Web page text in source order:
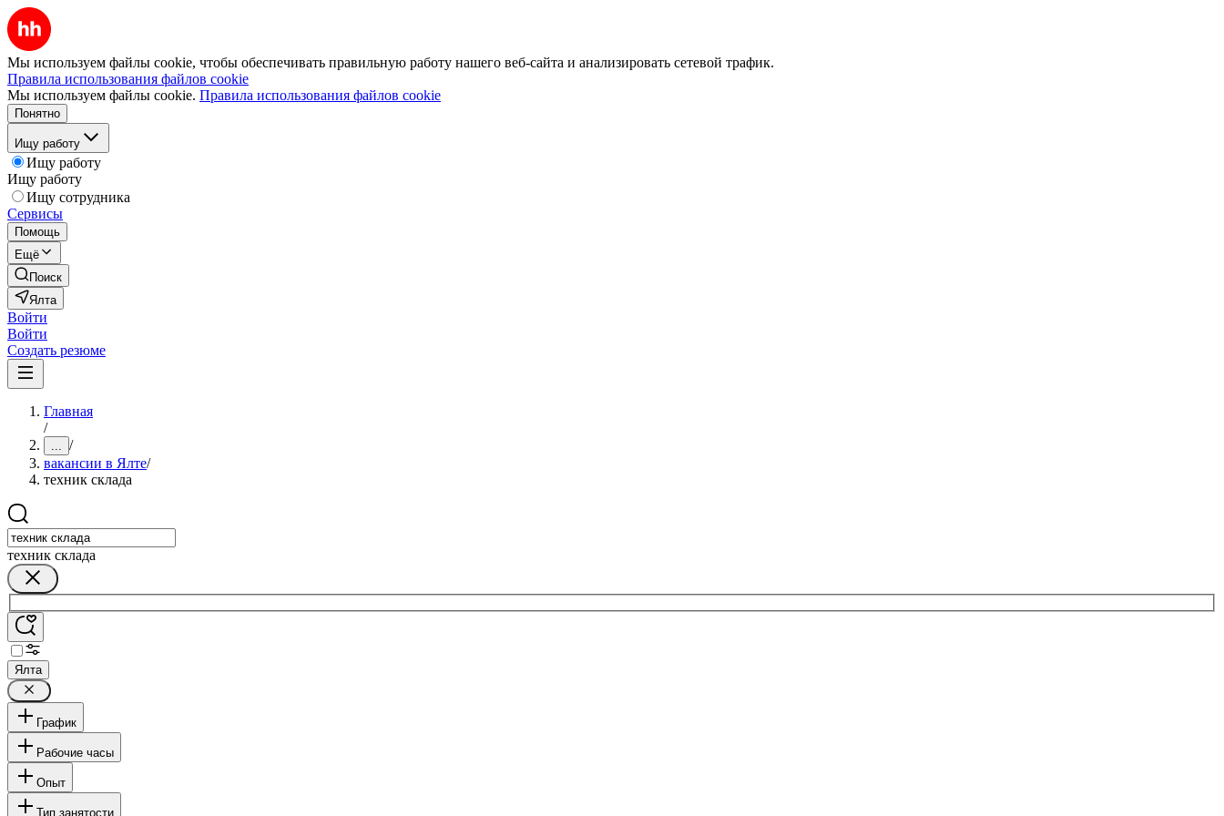
Мы используем файлы cookie, чтобы обеспечивать правильную работу нашего веб-сайта и анализировать сетевой трафик.
Правила использования файлов cookie
Мы используем файлы cookie. Правила использования файлов cookie
Понятно
Ищу работу
Ищу работу
Ищу работу
Ищу сотрудника
Сервисы
Помощь
Ещё
Поиск
Ялта
Войти
Войти
Создать резюме
Главная
/
... /
вакансии в Ялте/
техник склада
техник склада
Ялта
График
Рабочие часы
Опыт
Тип занятости